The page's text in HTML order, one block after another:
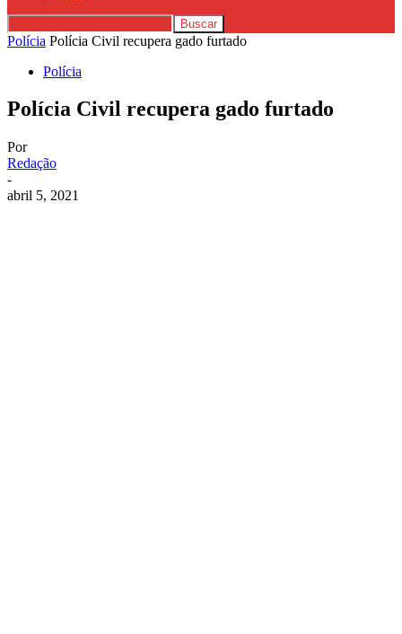
Polícia Polícia Civil recupera gado furtado
Polícia
Polícia Civil recupera gado furtado
Por
Redação
-
abril 5, 2021